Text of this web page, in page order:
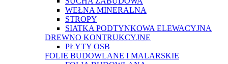
WEŁNA MINERALNA
STROPY
SIATKA PODTYNKOWA ELEWACYJNA
DREWNO KONTRUKCYJNE
PŁYTY OSB
FOLIE BUDOWLANE I MALARSKIE